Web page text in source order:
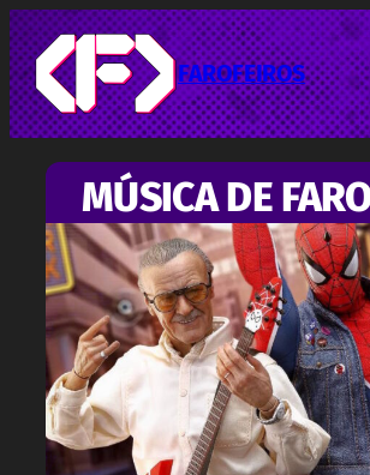
Pular
para
o
conteúdo
FAROFEIROS
MÚSICA DE